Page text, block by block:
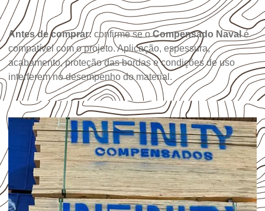
Antes de comprar:confirme se oCompensado Navalé
compatível com o projeto. Aplicação, espessura,
acabamento, proteção das bordas e condições de uso
interferem no desempenho do material.